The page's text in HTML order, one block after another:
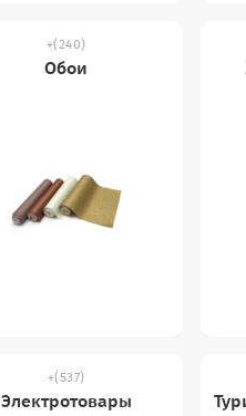
(240)
Обои
(537)
Электротовары